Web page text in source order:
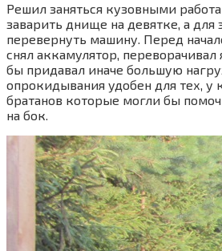
Решил заняться кузовными
заварить днище на девятке, а для
перевернуть машину. Перед
снял аккамулятор,
бы придавал иначе большую
опрокидывания удобен для тех, у
братанов которые могли бы
на бок.